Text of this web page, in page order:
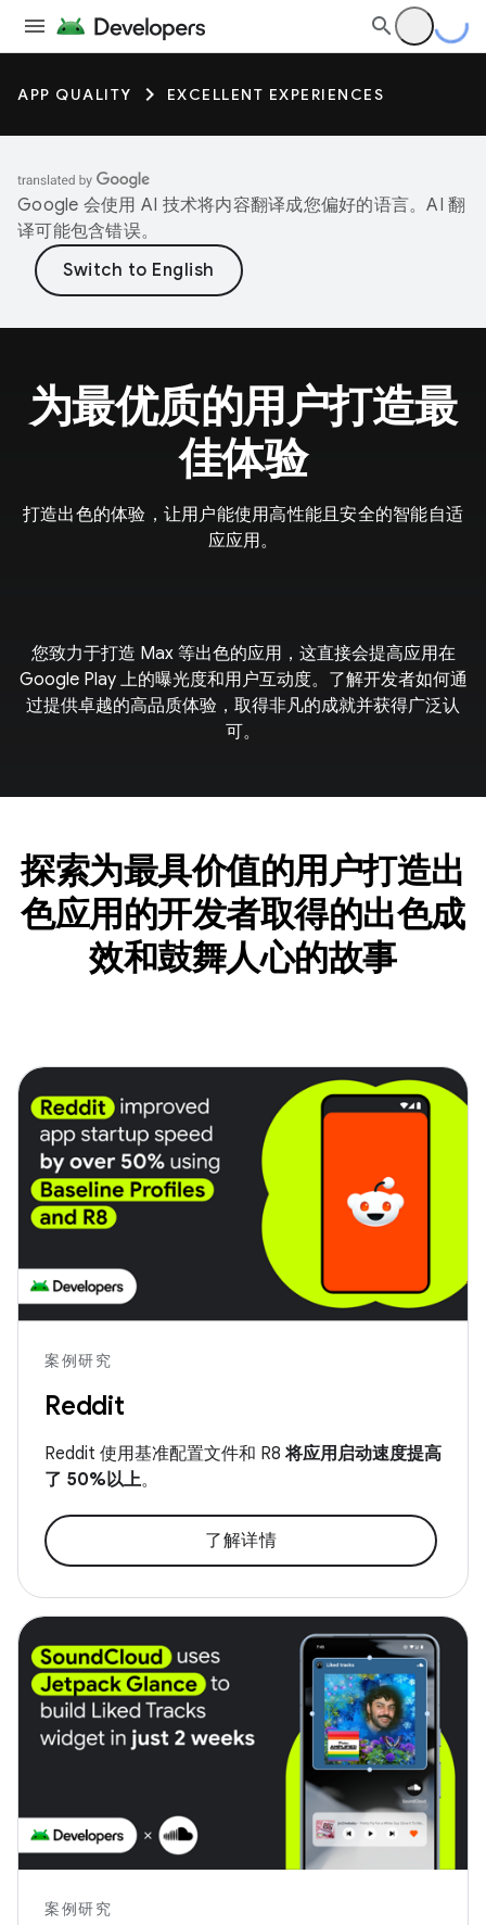
APP QUALITY EXCELLENT EXPERIENCES
Google 会使用 AI 技术将内容翻译成您偏好的语言。AI 翻
译可能包含错误。
为最优质的用户打造最
佳体验
打造出色的体验，让用户能使用高性能且安全的智能自适
应应用。
您致力于打造 Max 等出色的应用，这直接会提高应用在
Google Play 上的曝光度和用户互动度。了解开发者如何通
过提供卓越的高品质体验，取得非凡的成就并获得广泛认
可。
探索为最具价值的用户打造出
色应用的开发者取得的出色成
效和鼓舞人心的故事
案例研究
Reddit
Reddit 使用基准配置文件和 R8将应用启动速度提高
了 50%以上。
了解详情
案例研究